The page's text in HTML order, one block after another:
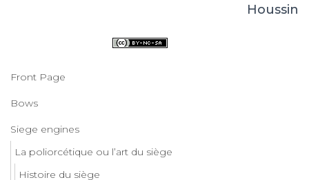
Houssin
Front Page
Bows
Siege engines
La poliorcétique ou l’art du siège
Histoire du siège